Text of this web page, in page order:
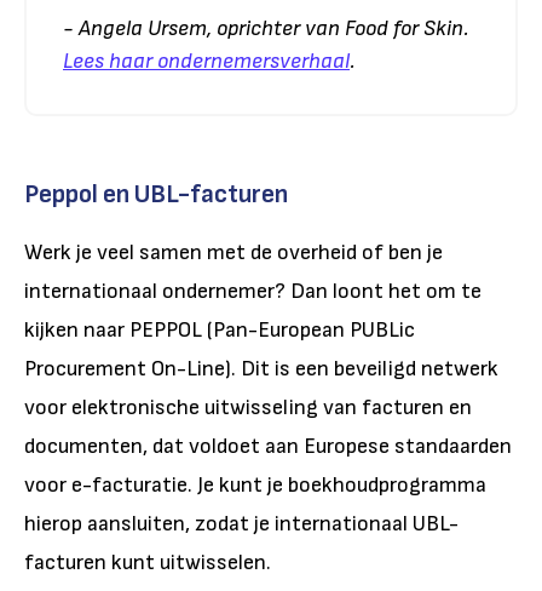
- Angela Ursem, oprichter van Food for Skin.
Lees haar ondernemersverhaal.
Peppol en UBL-facturen
Werk je veel samen met de overheid of ben je
internationaal ondernemer? Dan loont het om te
kijken naar PEPPOL (Pan-European PUBLic
Procurement On-Line). Dit is een beveiligd netwerk
voor elektronische uitwisseling van facturen en
documenten, dat voldoet aan Europese standaarden
voor e-facturatie. Je kunt je boekhoudprogramma
hierop aansluiten, zodat je internationaal UBL-
facturen kunt uitwisselen.